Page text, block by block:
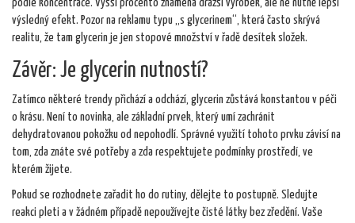
podle koncentrace. Vyšší procento znamená dražší výrobek, ale ne nutně lepší
výsledný efekt. Pozor na reklamu typu „s glycerinem“, která často skrývá
realitu, že tam glycerin je jen stopové množství v řadě desítek složek.
Závěr: Je glycerin nutností?
Zatímco některé trendy přichází a odchází, glycerin zůstává konstantou v péči
o krásu. Není to novinka, ale základní prvek, který umí zachránit
dehydratovanou pokožku od nepohodlí. Správné využití tohoto prvku závisí na
tom, zda znáte své potřeby a zda respektujete podmínky prostředí, ve
kterém žijete.
Pokud se rozhodnete zařadit ho do rutiny, dělejte to postupně. Sledujte
reakci pleti a v žádném případě nepoužívejte čisté látky bez zředění. Vaše